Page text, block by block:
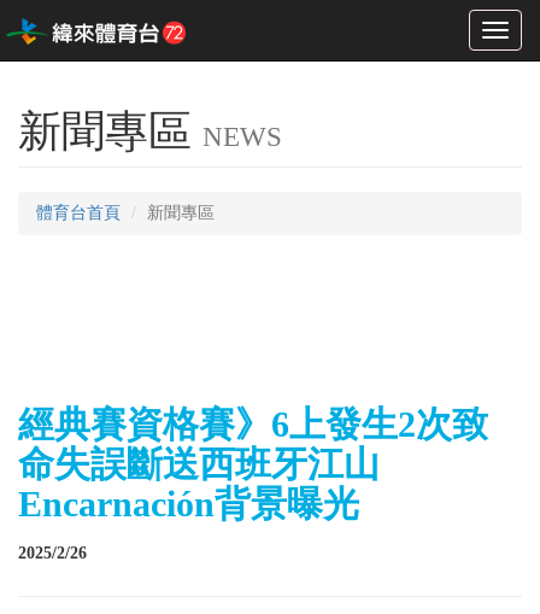
Toggle
新聞專區 NEWS
體育台首頁 新聞專區
經典賽資格賽》6上發生2次致
命失誤斷送西班牙江山
Encarnación背景曝光
2025/2/26